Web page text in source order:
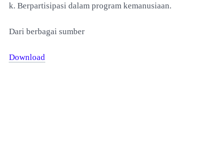
k. Berpartisipasi dalam program kemanusiaan.
Dari berbagai sumber
Download